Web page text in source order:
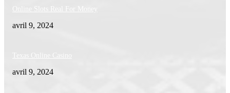
Online Slots Real For Money
avril 9, 2024
Texas Online Casino
avril 9, 2024